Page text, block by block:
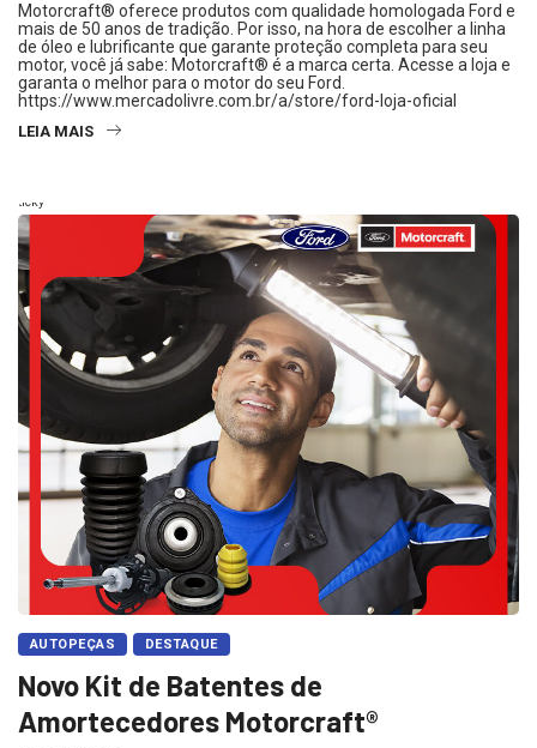
Motorcraft® oferece produtos com qualidade homologada Ford e
mais de 50 anos de tradição. Por isso, na hora de escolher a linha
de óleo e lubrificante que garante proteção completa para seu
motor, você já sabe: Motorcraft® é a marca certa. Acesse a loja e
garanta o melhor para o motor do seu Ford.
https://www.mercadolivre.com.br/a/store/ford-loja-oficial
LEIA MAIS
Sticky
AUTOPEÇAS DESTAQUE
Novo Kit de Batentes de
Amortecedores Motorcraft®